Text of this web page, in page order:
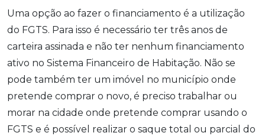
Uma opção ao fazer o financiamento é a utilização
do FGTS. Para isso é necessário ter três anos de
carteira assinada e não ter nenhum financiamento
ativo no Sistema Financeiro de Habitação. Não se
pode também ter um imóvel no município onde
pretende comprar o novo, é preciso trabalhar ou
morar na cidade onde pretende comprar usando o
FGTS e é possível realizar o saque total ou parcial do